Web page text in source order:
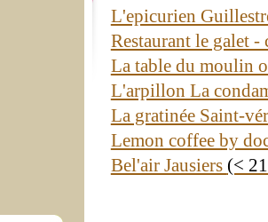
L'epicurien
Restaurant le galet
La table du moulin
L'arpillon La
La gratinée Saint-
Lemon coffee by
Bel'air Jausiers (<